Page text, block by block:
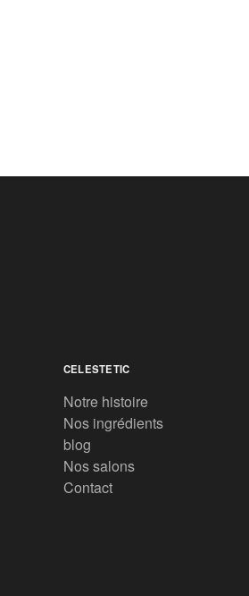
CELESTETIC
Notre histoire
Nos ingrédients
blog
Nos salons
Contact